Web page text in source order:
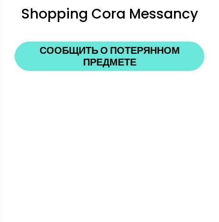
Shopping Cora Messancy
СООБЩИТЬ О ПОТЕРЯННОМ
ПРЕДМЕТЕ